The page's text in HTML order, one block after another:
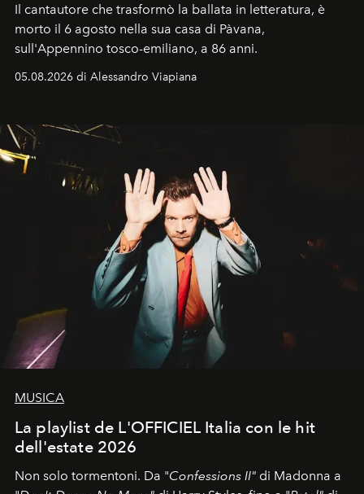
Il cantautore che trasformò la ballata in letteratura, è
morto il 6 agosto nella sua casa di Pàvana,
sull'Appennino tosco-emiliano, a 86 anni.
05.08.2026 di Alessandro Viapiana
MUSICA
La playlist de L'OFFICIEL Italia con le hit
dell'estate 2026
Non solo tormentoni. Da "Confessions II" di Madonna a